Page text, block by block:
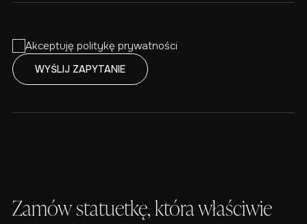
Akceptuję politykę prywatności
Zamów statuetkę, która właściwie